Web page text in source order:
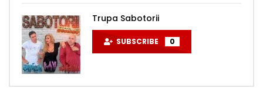
Trupa Sabotorii
SUBSCRIBE 0